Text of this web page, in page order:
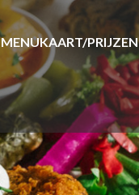
MENUKAART/PRIJZEN